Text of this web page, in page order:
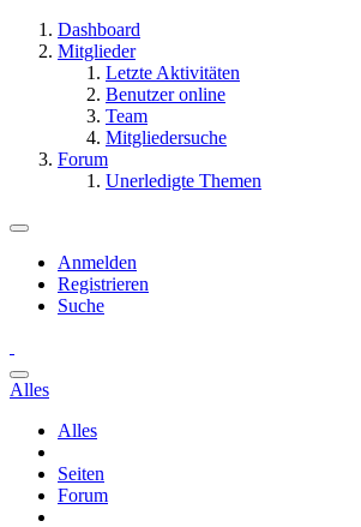
Dashboard
Mitglieder
Letzte Aktivitäten
Benutzer online
Team
Mitgliedersuche
Forum
Unerledigte Themen
Anmelden
Registrieren
Suche
Alles
Alles
Seiten
Forum